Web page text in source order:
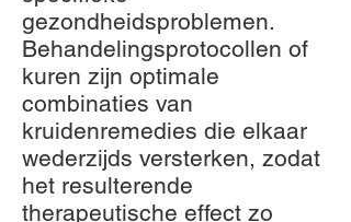
gezondheidsproblemen.
Behandelingsprotocollen of
kuren zijn optimale
combinaties van
kruidenremedies die elkaar
wederzijds versterken, zodat
het resulterende
therapeutische effect zo